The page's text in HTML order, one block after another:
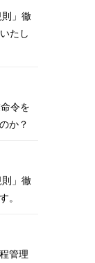
」徹
たし
令を
か？
」徹
。
管理